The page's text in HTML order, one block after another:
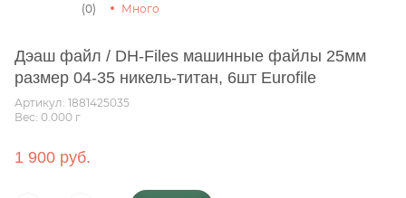
(0) Много
Дэаш файл / DH-Files машинные файлы 25мм
размер 04-35 никель-титан, 6шт Eurofile
Артикул: 1881425035
Вес: 0.000 г
1 900 руб.